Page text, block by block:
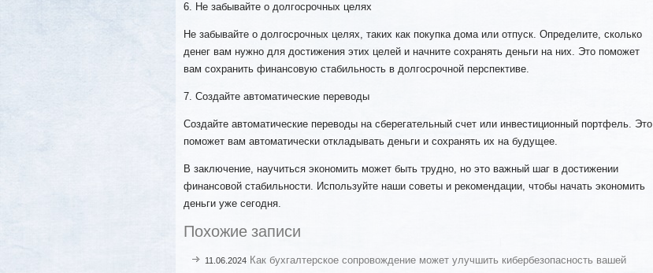
6. Не забывайте о долгосрочных целях
Не забывайте о долгосрочных целях, таких как покупка дома или отпуск. Определите, сколько
денег вам нужно для достижения этих целей и начните сохранять деньги на них. Это поможет
вам сохранить финансовую стабильность в долгосрочной перспективе.
7. Создайте автоматические переводы
Создайте автоматические переводы на сберегательный счет или инвестиционный портфель. Это
поможет вам автоматически откладывать деньги и сохранять их на будущее.
В заключение, научиться экономить может быть трудно, но это важный шаг в достижении
финансовой стабильности. Используйте наши советы и рекомендации, чтобы начать экономить
деньги уже сегодня.
Похожие записи
11.06.2024 Как бухгалтерское сопровождение может улучшить кибербезопасность вашей